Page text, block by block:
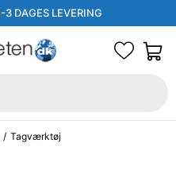
3 DAGES LEVERING
/ Tagværktøj